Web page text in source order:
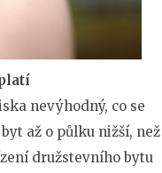
nevýhodný, co se
až o půlku nižší, než
družstevního bytu